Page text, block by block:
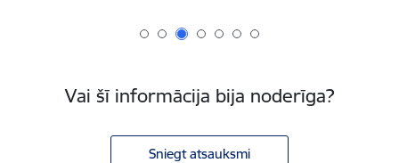
Vai šī informācija bija noderīga?
Sniegt atsauksmi